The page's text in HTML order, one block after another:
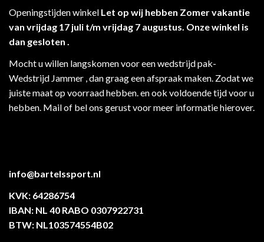
Openingstijden winkel Let op wij hebben Zomer vakantie
van vrijdag 17 juli t/m vrijdag 7 augustus. Onze winkel is
dan gesloten .
Mocht u willen langskomen voor een wedstrijd pak-
Wedstrijd Jammer , dan graag een afspraak maken. Zodat we
juiste maat op voorraad hebben. en ook voldoende tijd voor u
hebben. Mail of bel ons gerust voor meer informatie hierover.
info@bartelssport.nl
KVK: 64286754
IBAN: NL 40 RABO 0307922731
BTW: NL103574554B02